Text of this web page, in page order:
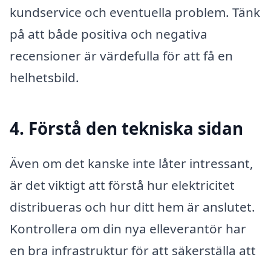
kundservice och eventuella problem. Tänk
på att både positiva och negativa
recensioner är värdefulla för att få en
helhetsbild.
4. Förstå den tekniska sidan
Även om det kanske inte låter intressant,
är det viktigt att förstå hur elektricitet
distribueras och hur ditt hem är anslutet.
Kontrollera om din nya elleverantör har
en bra infrastruktur för att säkerställa att